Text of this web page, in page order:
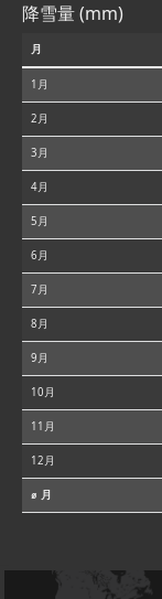
降雪量 (mm)
月
1月
2月
3月
4月
5月
6月
7月
8月
9月
10月
11月
12月
⌀ 月